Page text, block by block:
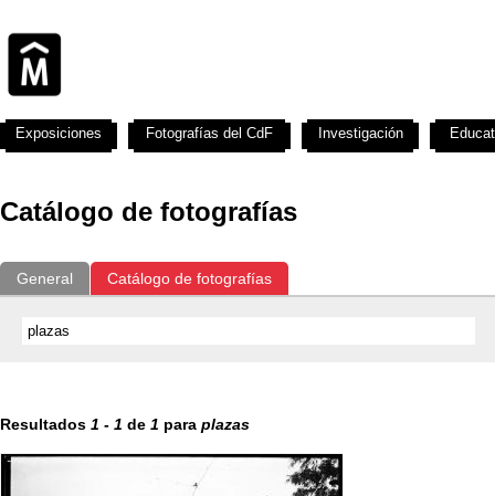
Catálogo de fotografías
General Catálogo de fotografías
Resultados 1 - 1 de 1 para plazas
Exposiciones Fotografías del CdF Investigación